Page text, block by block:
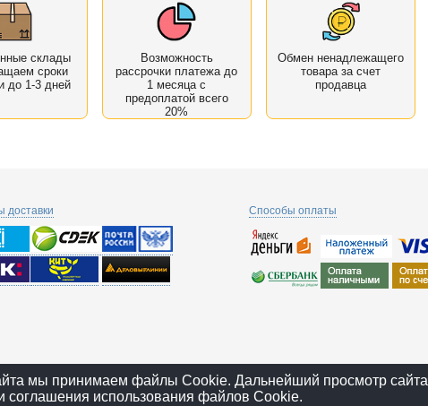
склады
сроки
до 1-3 дней
Возможность
рассрочки платежа до
1 месяца с
предоплатой всего
20%
Обмен ненадлежащего
товара за счет
продавца
доставки Способы оплаты
мы принимаем файлы Cookie. Дальнейший просмотр сайта
соглашения использования файлов Cookie.